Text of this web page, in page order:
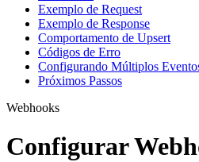
Exemplo de Request
Exemplo de Response
Comportamento de Upsert
Códigos de Erro
Configurando Múltiplos
Próximos Passos
Webhooks
Configurar